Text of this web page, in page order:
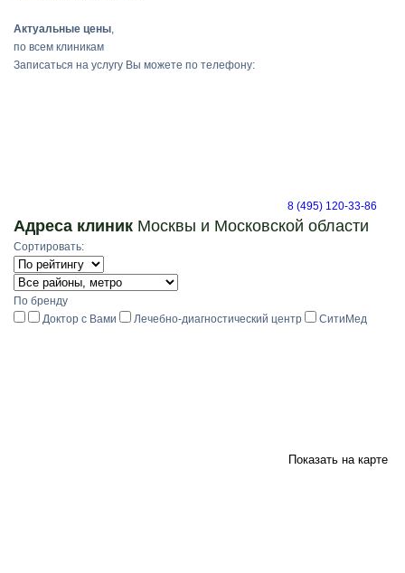
Актуальные цены,
по всем клиникам
Записаться на услугу Вы можете по телефону:
8 (495) 120-33-86
Адреса клиник Москвы и Московской области
Сортировать:
По бренду
Доктор с Вами
Лечебно-диагностический центр СитиМед
Показать на карте